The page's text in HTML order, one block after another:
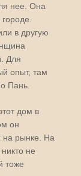
нее. Она
в другую
Для
опыт, там
Пань.
дом в
он
на рынке. На
не
тоже